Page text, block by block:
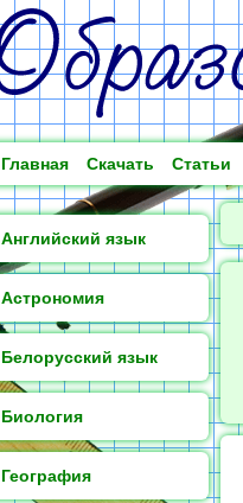
Главная Скачать Статьи
Английский язык
Астрономия
Белорусский язык
Биология
География